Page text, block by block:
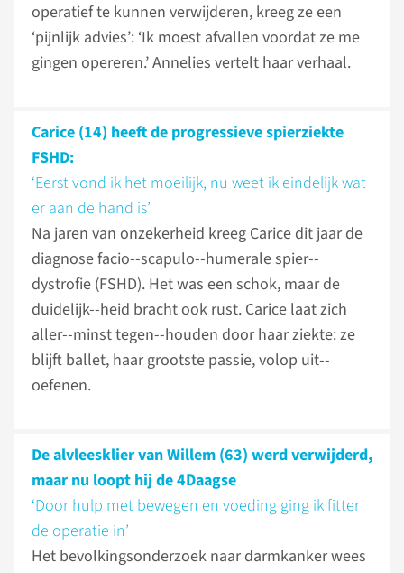
operatief te kunnen verwijderen, kreeg ze een
‘pijnlijk advies’: ‘Ik moest afvallen voordat ze me
gingen opereren.’ Annelies vertelt haar verhaal.
Carice (14) heeft de progressieve spierziekte
FSHD:
‘Eerst vond ik het moeilijk, nu weet ik eindelijk wat
er aan de hand is’
Na jaren van onzekerheid kreeg Carice dit jaar de
diagnose facio--scapulo--humerale spier--
dystrofie (FSHD). Het was een schok, maar de
duidelijk--heid bracht ook rust. Carice laat zich
aller--minst tegen--houden door haar ziekte: ze
blijft ballet, haar grootste passie, volop uit--
oefenen.
De alvleesklier van Willem (63) werd verwijderd,
maar nu loopt hij de 4Daagse
‘Door hulp met bewegen en voeding ging ik fitter
de operatie in’
Het bevolkingsonderzoek naar darmkanker wees